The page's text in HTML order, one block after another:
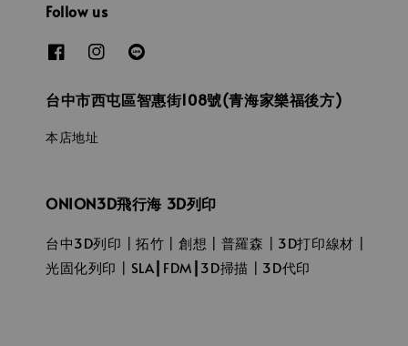
Follow us
台中市西屯區智惠街108號(青海家樂福後方)
本店地址
ONION3D飛行海 3D列印
台中3D列印┃拓竹┃創想┃普羅森┃3D打印線材┃
光固化列印┃SLA┃FDM┃3D掃描┃3D代印